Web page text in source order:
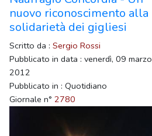
nuovo riconoscimento alla
solidarietà dei gigliesi
Scritto da : Sergio Rossi
Pubblicato in data : venerdì, 09 marzo
2012
Pubblicato in : Quotidiano
Giornale n° 2780